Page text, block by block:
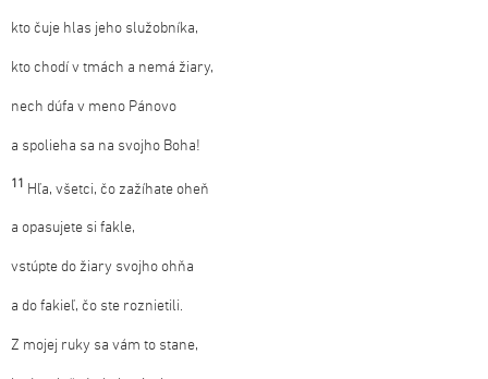
kto čuje hlas jeho služobníka,
kto chodí v tmách a nemá žiary,
nech dúfa v meno Pánovo
a spolieha sa na svojho Boha!
11 Hľa, všetci, čo zažíhate oheň
a opasujete si fakle,
vstúpte do žiary svojho ohňa
a do fakieľ, čo ste roznietili.
Z mojej ruky sa vám to stane,